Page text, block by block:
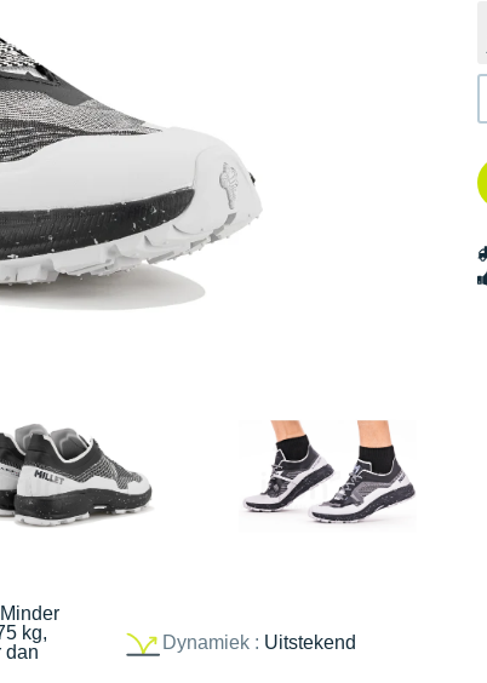
Minder
kg,
dan
Dynamiek : Uitstekend